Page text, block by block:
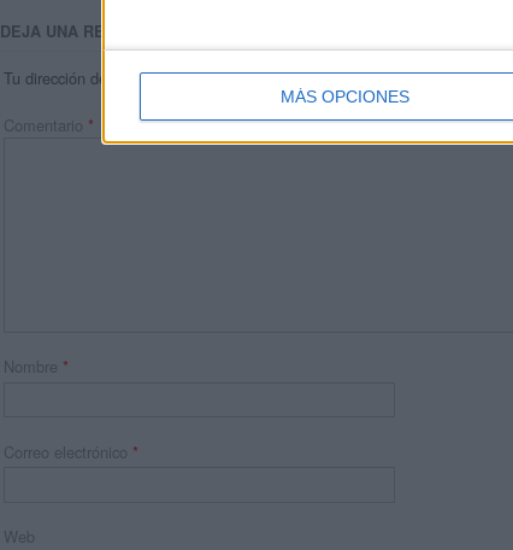
MÁS OPCIONES
DEJA UNA RESPUESTA
Tu dirección de correo electrónico no será publicada. Los campos
Comentario *
Nombre *
Correo electrónico *
Web